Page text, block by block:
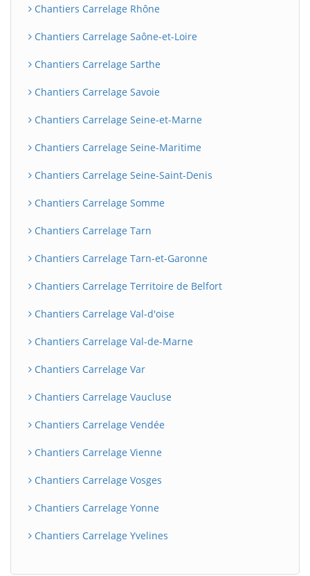
Chantiers Carrelage Rhône
Chantiers Carrelage Saône-et-Loire
Chantiers Carrelage Sarthe
Chantiers Carrelage Savoie
Chantiers Carrelage Seine-et-Marne
Chantiers Carrelage Seine-Maritime
Chantiers Carrelage Seine-Saint-Denis
Chantiers Carrelage Somme
Chantiers Carrelage Tarn
Chantiers Carrelage Tarn-et-Garonne
Chantiers Carrelage Territoire de Belfort
Chantiers Carrelage Val-d'oise
Chantiers Carrelage Val-de-Marne
Chantiers Carrelage Var
Chantiers Carrelage Vaucluse
Chantiers Carrelage Vendée
Chantiers Carrelage Vienne
Chantiers Carrelage Vosges
Chantiers Carrelage Yonne
Chantiers Carrelage Yvelines